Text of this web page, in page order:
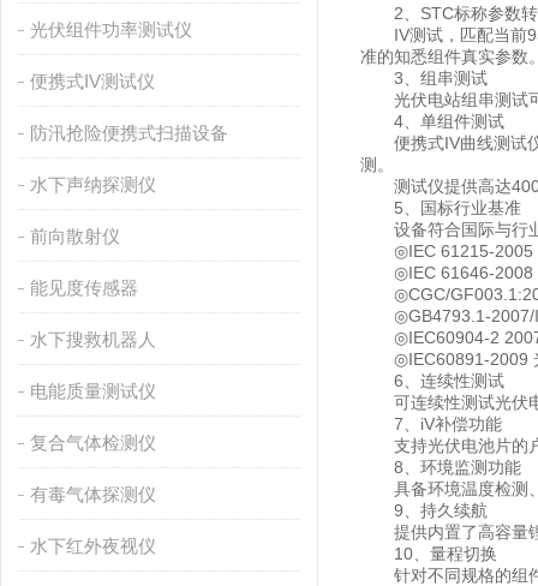
光伏组件功率测试仪
便携式IV测试仪
防汛抢险便携式扫描设备
水下声纳探测仪
前向散射仪
能见度传感器
水下搜救机器人
电能质量测试仪
复合气体检测仪
有毒气体探测仪
水下红外夜视仪
2、STC标称参数转
IV测试，匹配当前
准的知悉组件真实参数
3、组串测试
光伏电站组串测试可
4、单组件测试
便携式IV曲线测试仪
测。
测试仪提供⾼达400
5、国标⾏业基准
设备符合国际与⾏业
◎IEC 61215-2005
◎IEC 61646-2008
◎CGC/
◎GB4793.1-2007/
◎IEC60904-2 2007
◎IEC60891-2009 光
6、连续性测试
可连续性测试光伏电
7、iV补偿功能
⽀持光伏电池⽚的户
8、环境监测功能
具备环境温度检测、
9、持久续航
提供内置了⾼容量锂
10、量程切换
针对不同规格的组件/